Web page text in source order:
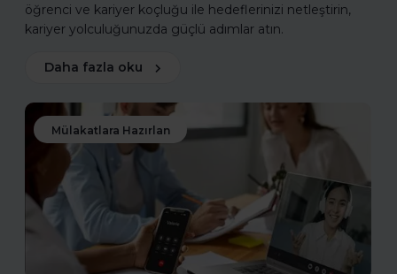
öğrenci ve kariyer koçluğu ile hedeflerinizi netleştirin,
kariyer yolculuğunuzda güçlü adımlar atın.
Daha fazla oku
Mülakatlara Hazırlan